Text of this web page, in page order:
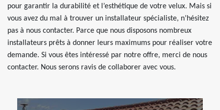
pour garantir la durabilité et l’esthétique de votre velux. Mais si
vous avez du mal à trouver un installateur spécialiste, n’hésitez
pas à nous contacter. Parce que nous disposons nombreux
installateurs prêts à donner leurs maximums pour réaliser votre
demande. Si vous êtes intéressé par notre offre, merci de nous
contacter. Nous serons ravis de collaborer avec vous.